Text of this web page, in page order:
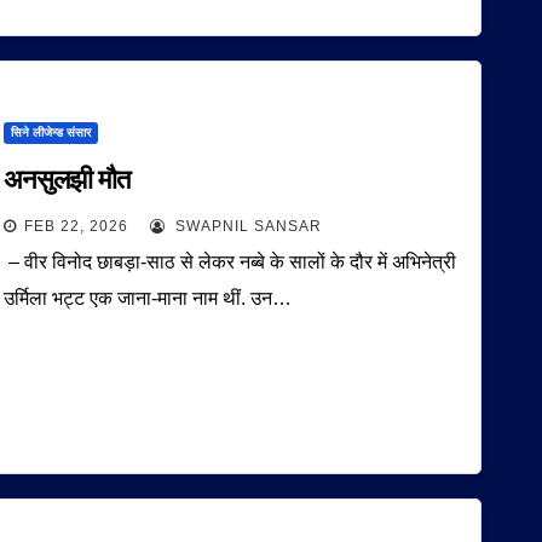
सिने लीजेन्ड संसार
अनसुलझी मौत
FEB 22, 2026 SWAPNIL SANSAR
– वीर विनोद छाबड़ा-साठ से लेकर नब्बे के सालों के दौर में अभिनेत्री
उर्मिला भट्ट एक जाना-माना नाम थीं. उन…